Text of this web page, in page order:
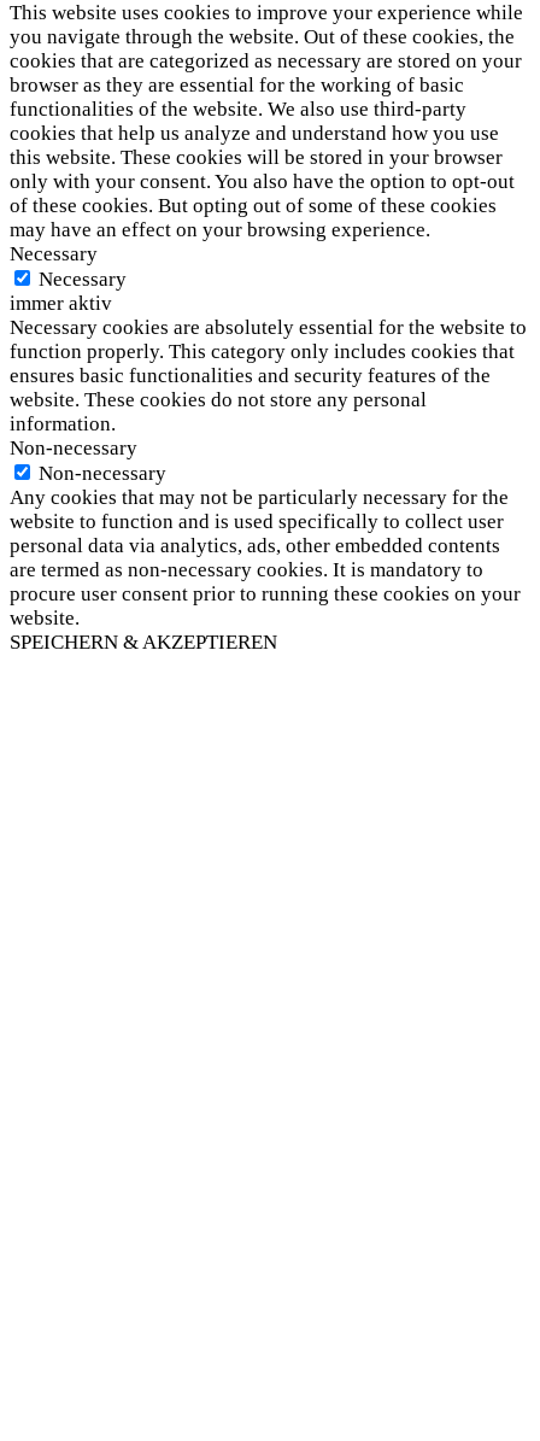
This website uses cookies to improve your experience while
you navigate through the website. Out of these cookies, the
cookies that are categorized as necessary are stored on your
browser as they are essential for the working of basic
functionalities of the website. We also use third-party
cookies that help us analyze and understand how you use
this website. These cookies will be stored in your browser
only with your consent. You also have the option to opt-out
of these cookies. But opting out of some of these cookies
may have an effect on your browsing experience.
Necessary
Necessary
immer aktiv
Necessary cookies are absolutely essential for the website to
function properly. This category only includes cookies that
ensures basic functionalities and security features of the
website. These cookies do not store any personal
information.
Non-necessary
Non-necessary
Any cookies that may not be particularly necessary for the
website to function and is used specifically to collect user
personal data via analytics, ads, other embedded contents
are termed as non-necessary cookies. It is mandatory to
procure user consent prior to running these cookies on your
website.
SPEICHERN & AKZEPTIEREN